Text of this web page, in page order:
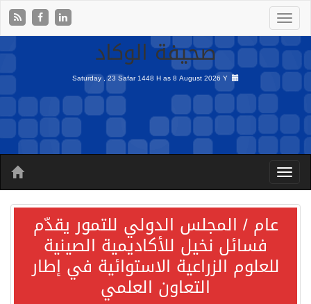
صحيفة الوكاد
Saturday , 23 Safar 1448 H as8 August 2026 Y
عام / المجلس الدولي للتمور يقدّم
فسائل نخيل للأكاديمية الصينية
للعلوم الزراعية الاستوائية في إطار
التعاون العلمي